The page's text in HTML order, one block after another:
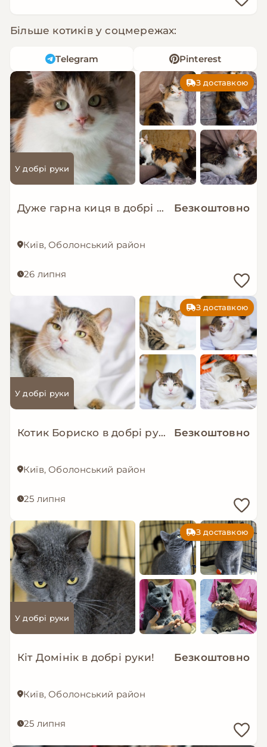
Більше котиків у соцмережах:
Telegram Pinterest
З доставкою
У добрі руки
Дуже гарна киця в добрі руки! Безкоштовно
Київ, Оболонський район
26 липня
З доставкою
У добрі руки
Котик Бориско в добрі руки! Безкоштовно
Київ, Оболонський район
25 липня
З доставкою
У добрі руки
Кіт Домінік в добрі руки! Безкоштовно
Київ, Оболонський район
25 липня